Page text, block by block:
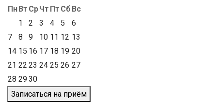
ПнВт СрЧт Пт Сб Вс
1
2 3 4 5
6
7
8 9 10 11 12 13
14 15 16 17 18 19 20
21 22 23 24 25 26 27
28 2930
Записаться на приём